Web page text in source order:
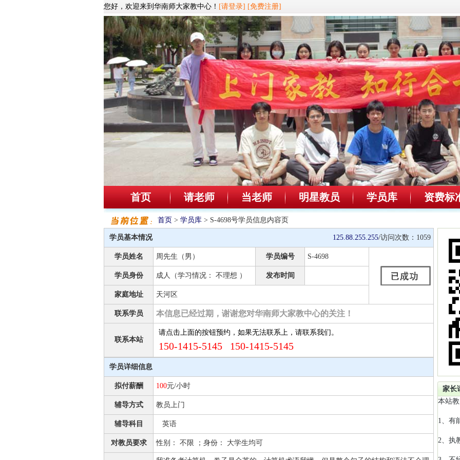
您好，欢迎来到华南师大家教中心！ [请登录] [免费注册]
首页 请老师 当老师 明星教员 学员库 资费标
首页 > 学员库 > S-4698号学员信息内容页
学员基本情况 125.88.255.255/访问次数： 1059
学员姓名 周先生（男） 学员编号 S-4698
学员身份 成人（学习情况： 不理想 ） 发布时间
家庭地址 天河区
联系学员 本信息已经过期，谢谢您对华南师大家教中心的关注！
联系本站
请点击上面的按钮预约，如果无法联系上，请联系我们。
150-1415-5145 150-1415-5145
学员详细信息
拟付薪酬 100元/小时
辅导方式 教员上门
辅导科目 英语
对教员要求 性别： 不限 ；身份： 大学生均可
家长
本站
1、有
2、执